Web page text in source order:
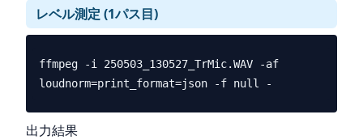
レベル測定 (1パス目)
ffmpeg -i 250503_130527_TrMic.WAV -af
出力結果